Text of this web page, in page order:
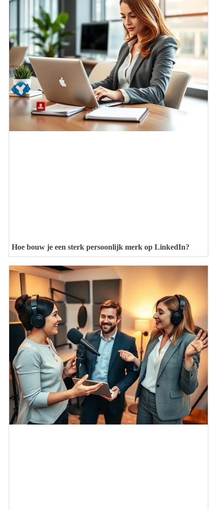
Hoe bouw je een sterk persoonlijk merk op LinkedIn?